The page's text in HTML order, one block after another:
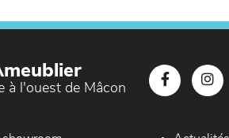
à l'ouest de Mâcon